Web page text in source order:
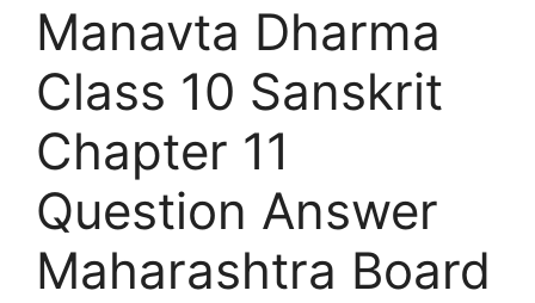
Manavta Dharma
Class 10 Sanskrit
Chapter 11
Question Answer
Maharashtra Board